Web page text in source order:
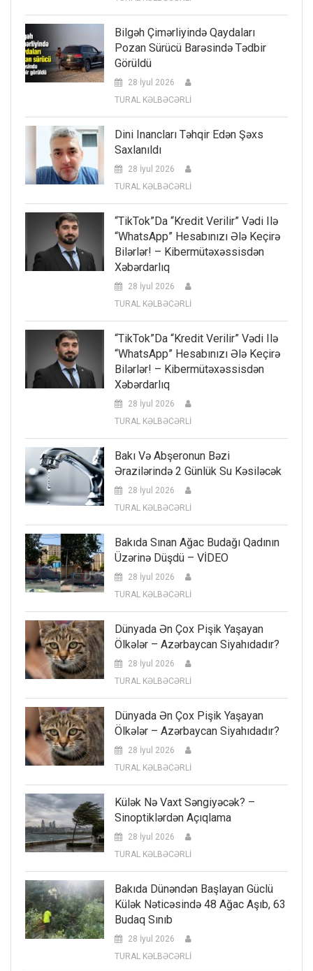
Bilgəh Çimərliyində Qaydaları
Pozan Sürücü Barəsində Tədbir
Görüldü
28 İyul 2026
TURAL KƏLBƏCƏRLİ
Dini Inancları Təhqir Edən Şəxs
Saxlanıldı
28 İyul 2026
TURAL KƏLBƏCƏRLİ
“TikTok”da “kredit Verilir” Vədi Ilə
“WhatsApp” Hesabınızı Ələ Keçirə
Bilərlər! – Kibermütəxəssisdən
Xəbərdarlıq
28 İyul 2026
TURAL KƏLBƏCƏRLİ
“TikTok”da “kredit Verilir” Vədi Ilə
“WhatsApp” Hesabınızı Ələ Keçirə
Bilərlər! – Kibermütəxəssisdən
Xəbərdarlıq
28 İyul 2026
TURAL KƏLBƏCƏRLİ
Bakı Və Abşeronun Bəzi
Ərazilərində 2 Günlük Su Kəsiləcək
28 İyul 2026
TURAL KƏLBƏCƏRLİ
Bakıda Sınan Ağac Budağı Qadının
Üzərinə Düşdü – VİDEO
28 İyul 2026
TURAL KƏLBƏCƏRLİ
Dünyada Ən Çox Pişik Yaşayan
Ölkələr – Azərbaycan Siyahıdadır?
28 İyul 2026
TURAL KƏLBƏCƏRLİ
Dünyada Ən Çox Pişik Yaşayan
Ölkələr – Azərbaycan Siyahıdadır?
28 İyul 2026
TURAL KƏLBƏCƏRLİ
Külək Nə Vaxt Səngiyəcək? –
Sinoptiklərdən Açıqlama
28 İyul 2026
TURAL KƏLBƏCƏRLİ
Bakıda Dünəndən Başlayan Güclü
Külək Nəticəsində 48 Ağac Aşıb, 63
Budaq Sınıb
28 İyul 2026
TURAL KƏLBƏCƏRLİ